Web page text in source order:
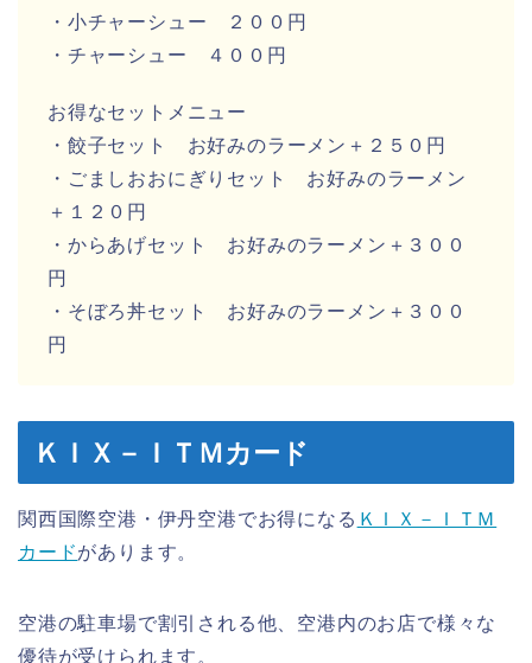
・小チャーシュー ２００円
・チャーシュー ４００円
お得なセットメニュー
・餃子セット お好みのラーメン＋２５０円
・ごましおおにぎりセット お好みのラーメン
＋１２０円
・からあげセット お好みのラーメン＋３００
円
・そぼろ丼セット お好みのラーメン＋３００
円
ＫＩＸ－ＩＴＭカード
関西国際空港・伊丹空港でお得になる ＫＩＸ－ＩＴＭ
カードがあります。
空港の駐車場で割引される他、空港内のお店で様々な
優待が受けられます。